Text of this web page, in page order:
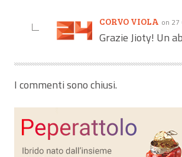
CORVO VIOLA on 27
Grazie Jioty! Un
I commenti sono chiusi.